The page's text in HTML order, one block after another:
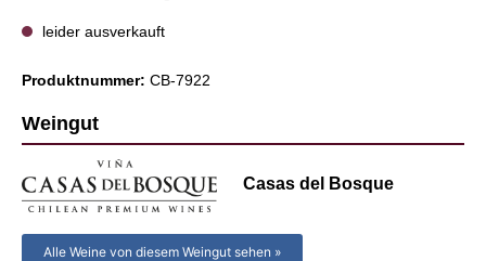
leider ausverkauft
Produktnummer: CB-7922
Weingut
Casas del Bosque
Alle Weine von diesem Weingut sehen »